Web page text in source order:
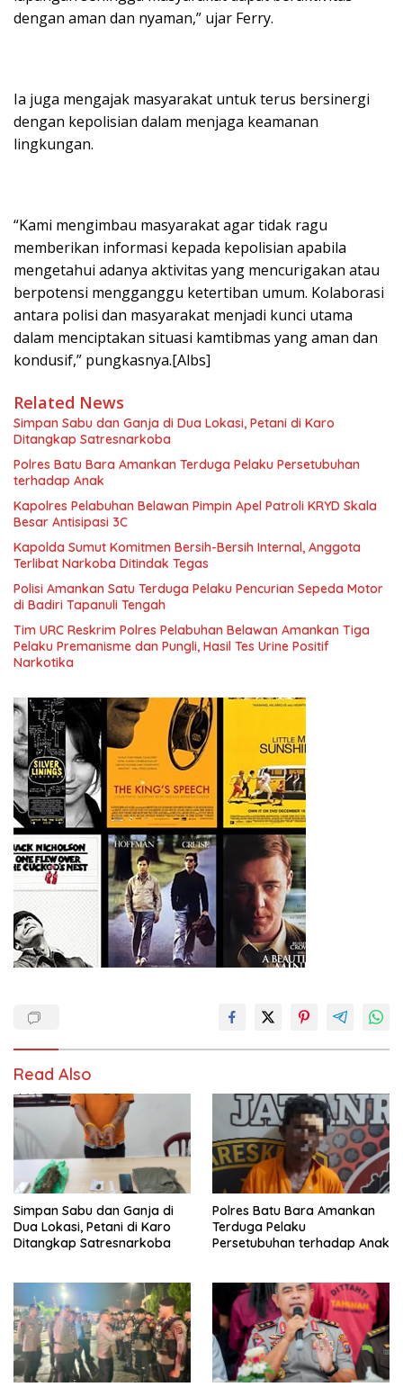
dengan aman dan nyaman,” ujar Ferry.
Ia juga mengajak masyarakat untuk terus bersinergi
dengan kepolisian dalam menjaga keamanan
lingkungan.
“Kami mengimbau masyarakat agar tidak ragu
memberikan informasi kepada kepolisian apabila
mengetahui adanya aktivitas yang mencurigakan atau
berpotensi mengganggu ketertiban umum. Kolaborasi
antara polisi dan masyarakat menjadi kunci utama
dalam menciptakan situasi kamtibmas yang aman dan
kondusif,” pungkasnya.[Albs]
Related News
Simpan Sabu dan Ganja di Dua Lokasi, Petani di Karo
Ditangkap Satresnarkoba
Polres Batu Bara Amankan Terduga Pelaku Persetubuhan
terhadap Anak
Kapolres Pelabuhan Belawan Pimpin Apel Patroli KRYD Skala
Besar Antisipasi 3C
Kapolda Sumut Komitmen Bersih-Bersih Internal, Anggota
Terlibat Narkoba Ditindak Tegas
Polisi Amankan Satu Terduga Pelaku Pencurian Sepeda Motor
di Badiri Tapanuli Tengah
Tim URC Reskrim Polres Pelabuhan Belawan Amankan Tiga
Pelaku Premanisme dan Pungli, Hasil Tes Urine Positif
Narkotika
Read Also
Simpan Sabu dan Ganja di
Dua Lokasi, Petani di Karo
Ditangkap Satresnarkoba
Polres Batu Bara Amankan
Terduga Pelaku
Persetubuhan terhadap Anak